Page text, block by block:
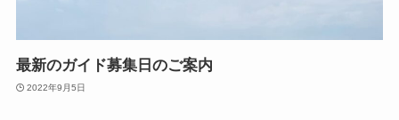
最新のガイド募集日のご案内
2022年9月5日